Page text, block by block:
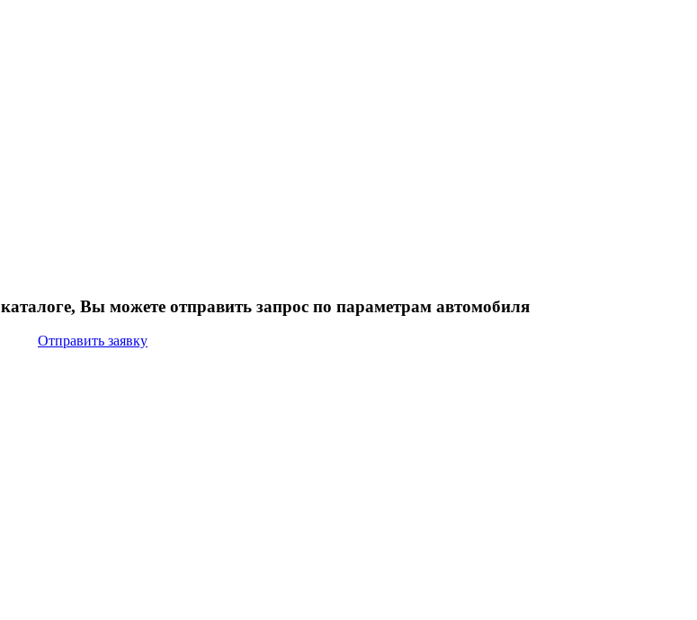
Вы можете отправить запрос по параметрам автомобиля
Отправить заявку